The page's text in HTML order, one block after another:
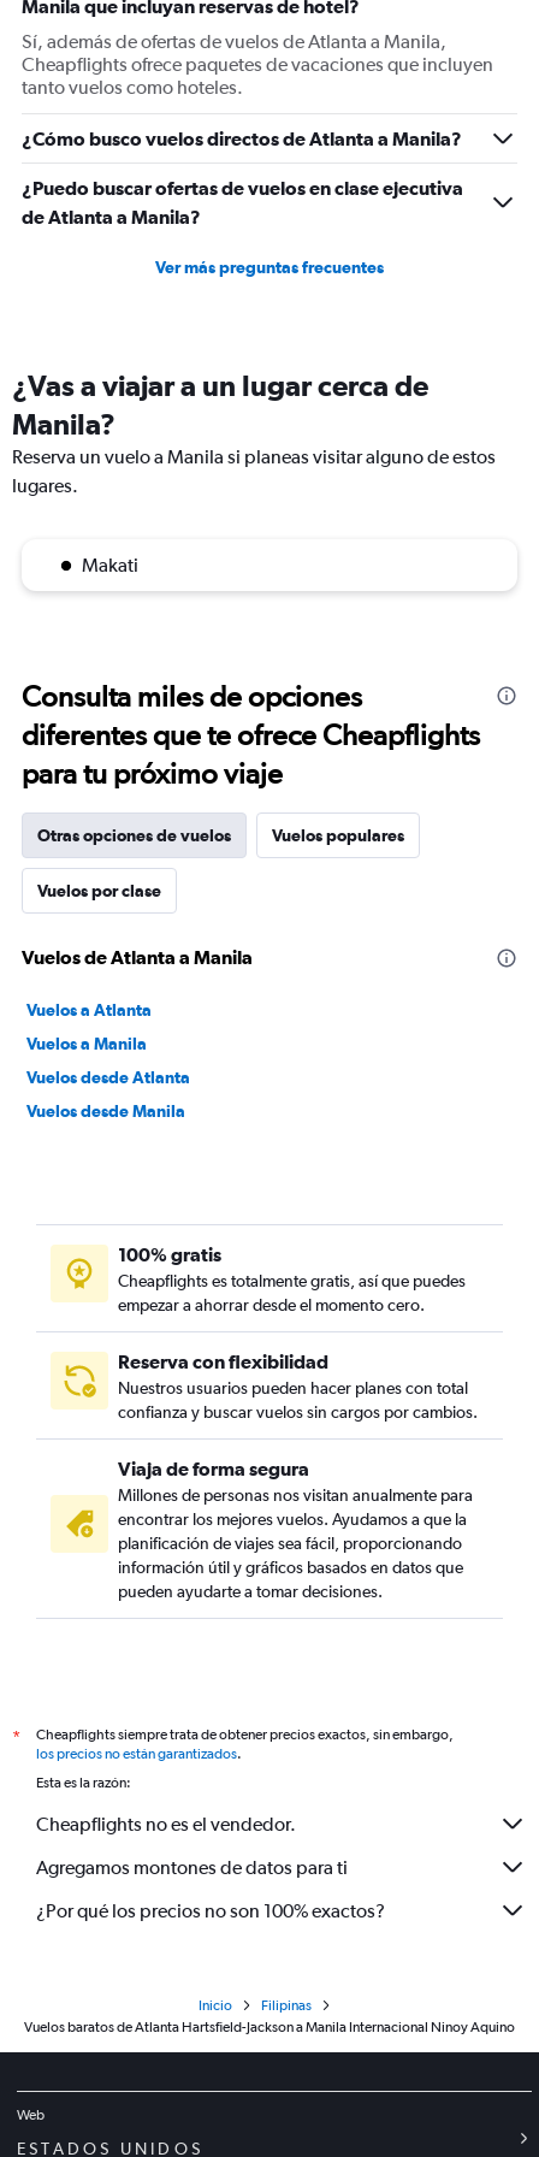
axis
displaying
values.
Range:
0
2400.
Manila que incluyan reservas de hotel?
Sí, además de ofertas de vuelos de Atlanta a Manila,
Cheapflights ofrece paquetes de vacaciones que incluyen
tanto vuelos como hoteles.
¿Cómo busco vuelos directos de Atlanta a Manila?
¿Puedo buscar ofertas de vuelos en clase ejecutiva
de Atlanta a Manila?
Ver más preguntas frecuentes
¿Vas a viajar a un lugar cerca de
Manila?
Reserva un vuelo a Manila si planeas visitar alguno de estos
lugares.
Makati
Consulta miles de opciones
diferentes que te ofrece Cheapflights
para tu próximo viaje
Otras opciones de vuelos Vuelos populares
Vuelos por clase
Vuelos de Atlanta a Manila
Vuelos a Atlanta
Vuelos a Manila
Vuelos desde Atlanta
Vuelos desde Manila
100% gratis
Cheapflights es totalmente gratis, así que puedes
empezar a ahorrar desde el momento cero.
Reserva con flexibilidad
Nuestros usuarios pueden hacer planes con total
confianza y buscar vuelos sin cargos por cambios.
Viaja de forma segura
Millones de personas nos visitan anualmente para
encontrar los mejores vuelos. Ayudamos a que la
planificación de viajes sea fácil, proporcionando
información útil y gráficos basados en datos que
pueden ayudarte a tomar decisiones.
*
Cheapflights siempre trata de obtener precios exactos, sin embargo,
los precios no están garantizados.
Esta es la razón:
Cheapflights no es el vendedor.
Agregamos montones de datos para ti
¿Por qué los precios no son 100% exactos?
Inicio
Filipinas
Vuelos baratos de Atlanta Hartsfield-Jackson a Manila Internacional Ninoy Aquino
Web
ESTADOS UNIDOS